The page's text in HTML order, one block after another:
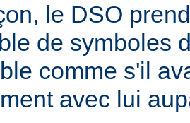
le DSO
de symboles
comme s'il
avec lui